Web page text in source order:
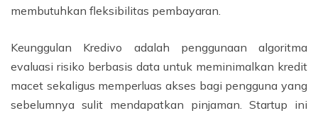
membutuhkan fleksibilitas pembayaran.
Keunggulan Kredivo adalah penggunaan algoritma
evaluasi risiko berbasis data untuk meminimalkan kredit
macet sekaligus memperluas akses bagi pengguna yang
sebelumnya sulit mendapatkan pinjaman. Startup ini